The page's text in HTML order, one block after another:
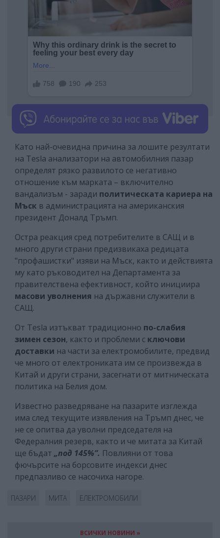
Като най-очевидна причина за лошите резултати
на Tesla анализатори на автомобилния пазар
определят рязко развилото се негативно
отношение към марката – включително
вандализъм - заради политическата кариера на
Мъск в администрацията на американския
президент Доналд Тръмп.
Остра реакция сред потребителите в САЩ и в
много други страни предизвикаха редицата
"профашистки" изяви на Мъск, както и действията
му като ръководител на Департамента за
правителствена ефективност, който инициира
масови уволнения на държавни служители в
САЩ.
От Tesla изтъкват традиционно по-слабия
зимен сезон, както и проблеми с ключови
доставки на части за електромобилите, предвид
че много от електрониката им се произвежда в
Китай и други страни, засегнати от митническата
политика на Белия дом.
Известно разведряване на пазарите изглежда
има след текущите изявления на Тръмп днес, че
не се опитва да уволни председателя на
Федералния резерв, както и че митата за Китай
ще бъдат „под 145%”. Повлияни от това
фючърсите на борсовите индекси днес
предпазливо се насочиха нагоре.
ПАЗАРИ МИТА ЕЛЕКТРОМОБИЛИ
ВСИЧКИ НОВИНИ »